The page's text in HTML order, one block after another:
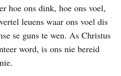
hoe ons dink, hoe ons voel,
leuens waar ons voel dis
se guns te wen. As Christus
word, is ons nie bereid